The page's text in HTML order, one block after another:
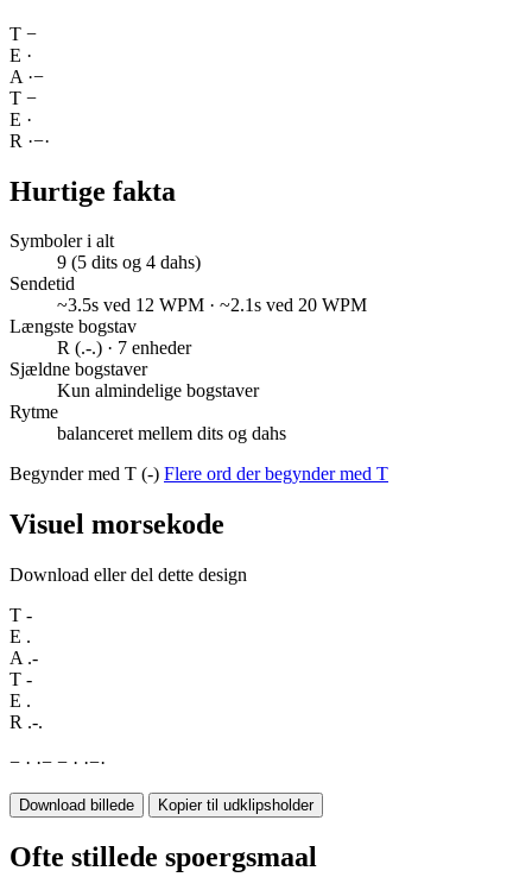
T −
E ·
A ·−
T −
E ·
R ·−·
Hurtige fakta
Symboler i alt
9 (5 dits og 4 dahs)
Sendetid
~3.5s ved 12 WPM · ~2.1s ved 20 WPM
Længste bogstav
R (.-.) · 7 enheder
Sjældne bogstaver
Kun almindelige bogstaver
Rytme
balanceret mellem dits og dahs
Begynder med T (-) Flere ord der begynder med T
Visuel morsekode
Download eller del dette design
T -
E .
A .-
T -
E .
R .-.
− · ·− − · ·−·
Download billede Kopier til udklipsholder
Ofte stillede spoergsmaal